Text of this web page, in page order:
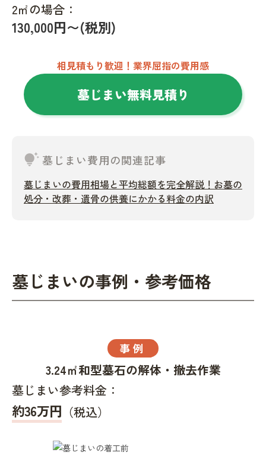
2㎡の場合：
130,000円〜(税別)
相見積もり歓迎！業界屈指の費用感
墓じまい無料見積り
tips_and_updates墓じまい費用の関連記事
墓じまいの費用相場と平均総額を完全解説！お墓の
処分・改葬・遺骨の供養にかかる料金の内訳
墓じまいの事例・参考価格
事例
3.24㎡和型墓石の解体・撤去作業
墓じまい参考料金：
約36万円 （税込）